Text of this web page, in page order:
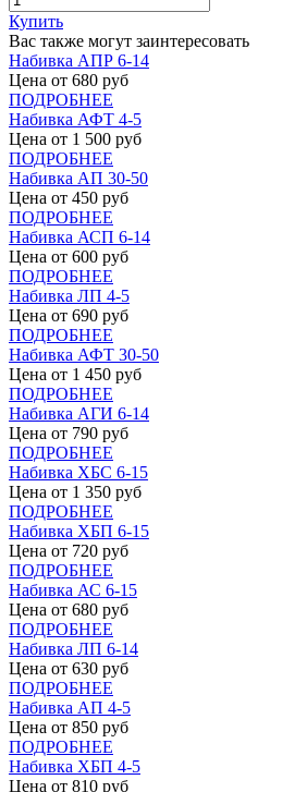
Купить
Вас также могут заинтересовать
Набивка АПР 6-14
Цена от 680 руб
ПОДРОБНЕЕ
Набивка АФТ 4-5
Цена от 1 500 руб
ПОДРОБНЕЕ
Набивка АП 30-50
Цена от 450 руб
ПОДРОБНЕЕ
Набивка АСП 6-14
Цена от 600 руб
ПОДРОБНЕЕ
Набивка ЛП 4-5
Цена от 690 руб
ПОДРОБНЕЕ
Набивка АФТ 30-50
Цена от 1 450 руб
ПОДРОБНЕЕ
Набивка АГИ 6-14
Цена от 790 руб
ПОДРОБНЕЕ
Набивка ХБС 6-15
Цена от 1 350 руб
ПОДРОБНЕЕ
Набивка ХБП 6-15
Цена от 720 руб
ПОДРОБНЕЕ
Набивка АС 6-15
Цена от 680 руб
ПОДРОБНЕЕ
Набивка ЛП 6-14
Цена от 630 руб
ПОДРОБНЕЕ
Набивка АП 4-5
Цена от 850 руб
ПОДРОБНЕЕ
Набивка ХБП 4-5
Цена от 810 руб